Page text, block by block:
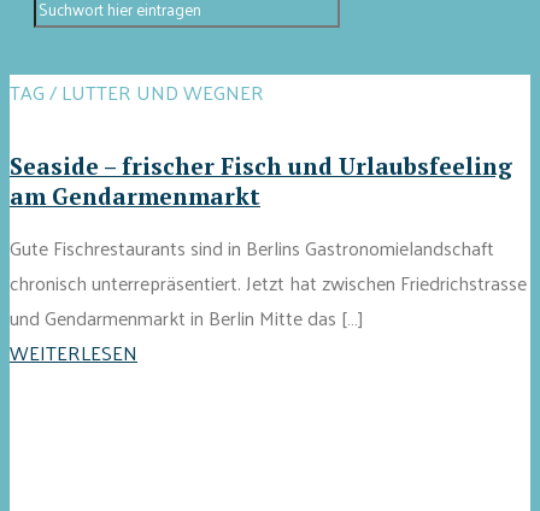
TAG / LUTTER UND WEGNER
Seaside – frischer Fisch und Urlaubsfeeling
am Gendarmenmarkt
Gute Fischrestaurants sind in Berlins Gastronomielandschaft
chronisch unterrepräsentiert. Jetzt hat zwischen Friedrichstrasse
und Gendarmenmarkt in Berlin Mitte das […]
WEITERLESEN